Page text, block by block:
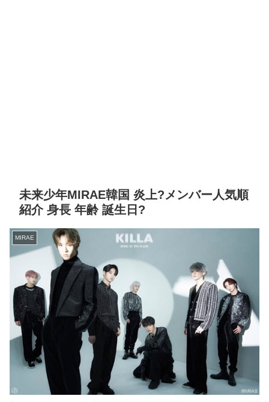
未来少年MIRAE韓国 炎上?メンバー人気順
紹介 身長 年齢 誕生日?
MIRAE